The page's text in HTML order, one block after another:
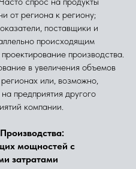
от региона к региону;
поставщики и
происходящим
производства.
в увеличения объемов
или, возможно,
предприятия другого
компании.
мощностей с
затратами